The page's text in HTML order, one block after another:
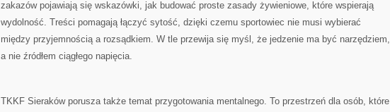
zakazów pojawiają się wskazówki, jak budować proste zasady żywieniowe, które wspierają
wydolność. Treści pomagają łączyć sytość, dzięki czemu sportowiec nie musi wybierać
między przyjemnością a rozsądkiem. W tle przewija się myśl, że jedzenie ma być narzędziem,
a nie źródłem ciągłego napięcia.
TKKF Sieraków porusza także temat przygotowania mentalnego. To przestrzeń dla osób, które